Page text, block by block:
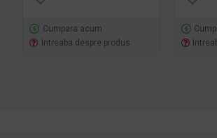
Cumpara acum
Intreaba despre produs